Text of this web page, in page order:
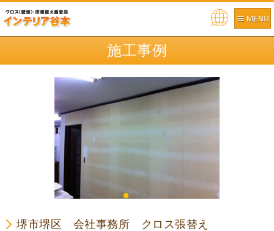
施工事例
堺市堺区 会社事務所 クロス張替え